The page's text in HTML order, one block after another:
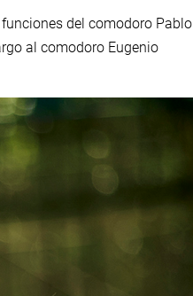
funciones del comodoro Pablo
al comodoro Eugenio